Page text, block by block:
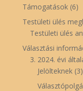
Támogatások(6)
Testületi ülés
Testületi ülés
Választási
3. 2024. évi
Jelölteknek(3)